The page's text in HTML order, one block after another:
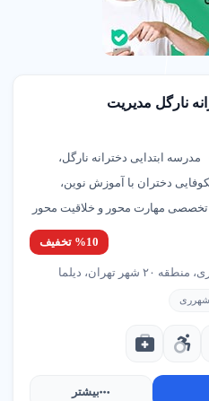
نارگل مدیریت
مدرسه ابتدایی دخترانه نارگل،
دختران با آموزش نوین،
مهارت محور و خلاقیت محور
%10 تخفیف
تهران، دیلما
شهرری
بیشتر